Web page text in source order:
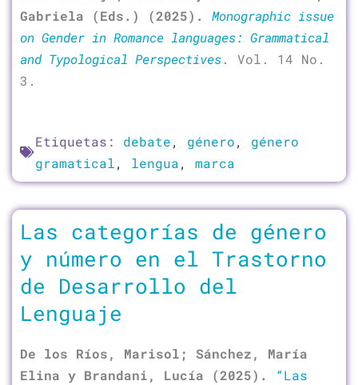
Gabriela (Eds.) (2025).
Monographic issue
on Gender in Romance languages: Grammatical
and Typological Perspectives. Vol. 14 No.
3.
Etiquetas: debate, género, género
gramatical, lengua, marca
Las categorías de género
y número en el Trastorno
de Desarrollo del
Lenguaje
De los Ríos, Marisol; Sánchez, María
Elina y Brandani, Lucía (2025).
“Las